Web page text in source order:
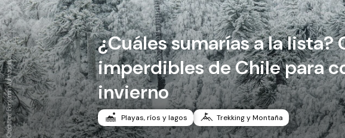
Créditos: Benjamín Valenzuela.
¿Cuáles sumarías a la lista?
imperdibles de Chile para
invierno
Playas, ríos y lagos Trekking y Montaña